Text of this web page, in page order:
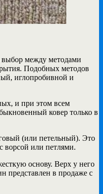
выбор между методами
Подобных методов
иглопробивной и
и при этом всем
ковер только в
(или петельный). Это
ворсой или петлями.
основу. Верх у него
представлен в продаже с